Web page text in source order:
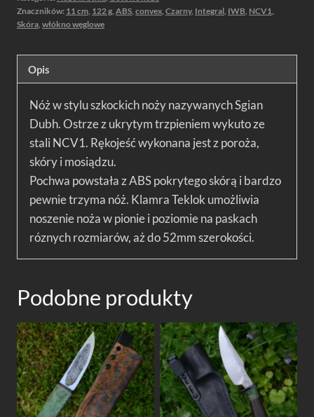
Znaczników: 11 cm, 122 g, ABS, convex, Czarny, Integral, IWB, NCV1,
Skóra, włókno węglowe
Opis
Nóż w stylu szkockich noży nazywanych Sgian
Dubh. Ostrze z ukrytym trzpieniem wykuto ze
stali NCV1. Rękojeść wykonana jest z poroża,
skóry i mosiądzu.
Pochwa powstała z ABS pokrytego skórą i bardzo
pewnie trzyma nóż. Klamra Teklok umożliwia
noszenie noża w pionie i poziomie na paskach
róznych rozmiarów, aż do 52mm szerokości.
Podobne produkty